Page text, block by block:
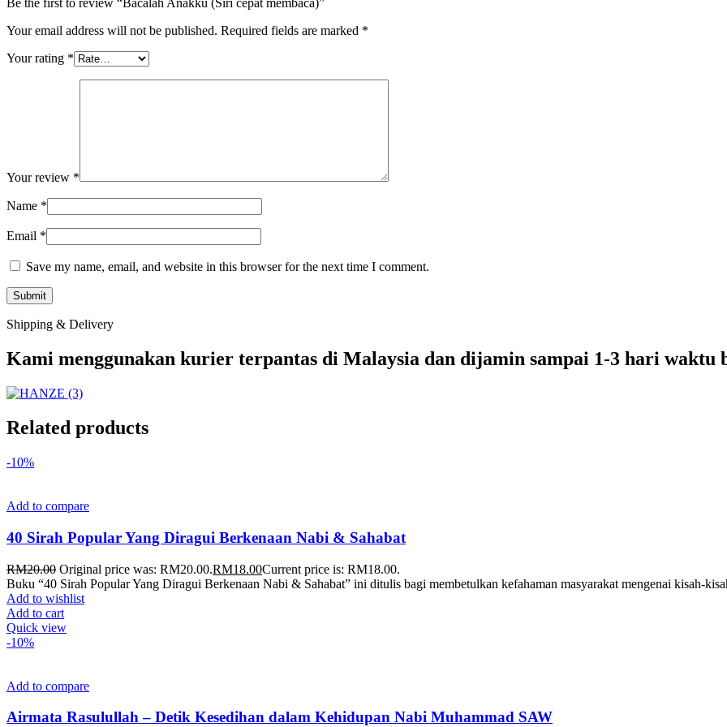
Be the first to review “Bacalah Anakku (Siri cepat membaca)”
Your email address will not be published. Required fields are marked *
Your rating *
Your review *
Name *
Email *
Save my name, email, and website in this browser for the next time I comment.
Shipping & Delivery
Kami menggunakan kurier terpantas di Malaysia dan dijamin sampai 1-3 hari waktu
Related products
-10%
Add to compare
40 Sirah Popular Yang Diragui Berkenaan Nabi & Sahabat
RM20.00 Original price was: RM20.00.RM18.00Current price is: RM18.00.
Buku “40 Sirah Popular Yang Diragui Berkenaan Nabi & Sahabat” ini ditulis bagi membetulkan kefahaman masyarakat mengenai kisah-
Add to wishlist
Add to cart
Quick view
-10%
Add to compare
Airmata Rasulullah – Detik Kesedihan dalam Kehidupan Nabi Muhammad SAW